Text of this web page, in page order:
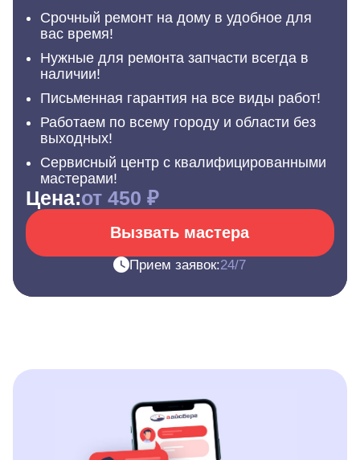
Срочный ремонт на дому в удобное для
вас время!
Нужные для ремонта запчасти всегда в
наличии!
Письменная гарантия на все виды работ!
Работаем по всему городу и области без
выходных!
Сервисный центр с квалифицированными
мастерами!
Цена:от 450 ₽
Вызвать мастера
Прием заявок:24/7